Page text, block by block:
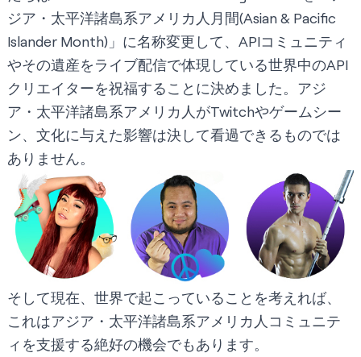
ジア・太平洋諸島系アメリカ人月間(Asian & Pacific
Islander Month)」に名称変更して、APIコミュニティ
やその遺産をライブ配信で体現している世界中のAPI
クリエイターを祝福することに決めました。アジ
ア・太平洋諸島系アメリカ人がTwitchやゲームシー
ン、文化に与えた影響は決して看過できるものでは
ありません。
そして現在、世界で起こっていることを考えれば、
これはアジア・太平洋諸島系アメリカ人コミュニテ
ィを支援する絶好の機会でもあります。